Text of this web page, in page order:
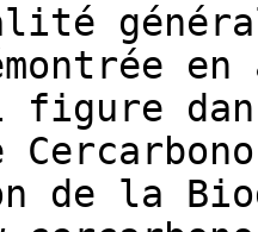
figure
de la